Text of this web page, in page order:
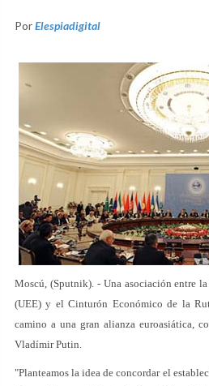
PorElespiadigital
Moscú, (Sputnik). - Una asociación entre
(UEE) y el Cinturón Económico de la
camino a una gran alianza euroasiática,
Vladímir Putin.
"Planteamos la idea de concordar el